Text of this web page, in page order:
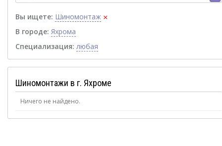
Вы ищете: Шиномонтаж ×
В городе: Яхрома
Специализация: любая
Шиномонтажи в г. Яхроме
Ничего не найдено.